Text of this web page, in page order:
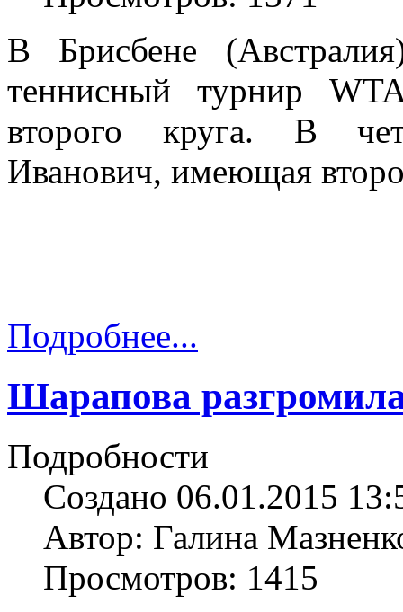
В Брисбене
теннисный турнир
второго круга. В
Иванович, имеющая
Подробнее...
Шарапова
Подробности
Создано 06.01.2015
Автор: Галина
Просмотров: 1415